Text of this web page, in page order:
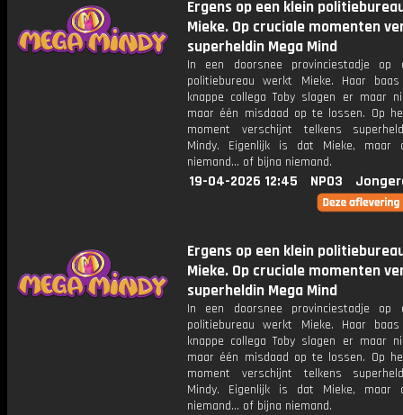
Ergens op een klein
Mieke. Op cruciale momenten
superheldin Mega Mind
In een doorsnee provinciestadje op
politiebureau werkt Mieke. Haar
knappe collega Toby slagen er maar
maar één misdaad op te lossen. Op
moment verschijnt telkens
Mindy. Eigenlijk is dat Mieke, maar
niemand... of bijna niemand.
19-04-2026 12:45 NPO3
Ergens op een klein
Mieke. Op cruciale momenten
superheldin Mega Mind
In een doorsnee provinciestadje op
politiebureau werkt Mieke. Haar
knappe collega Toby slagen er maar
maar één misdaad op te lossen. Op
moment verschijnt telkens
Mindy. Eigenlijk is dat Mieke, maar
niemand... of bijna niemand.